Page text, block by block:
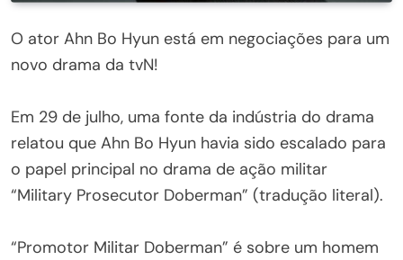
O ator Ahn Bo Hyun está em negociações para um
novo drama da tvN!
Em 29 de julho, uma fonte da indústria do drama
relatou que Ahn Bo Hyun havia sido escalado para
o papel principal no drama de ação militar
“Military Prosecutor Doberman” (tradução literal).
“Promotor Militar Doberman” é sobre um homem